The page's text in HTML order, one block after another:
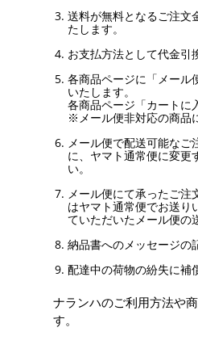
送料が無料となるご注文
たします。
お支払方法として代金引
各商品ページに「メール
いたします。
各商品ページ「カートに
※メール便非対応の商品
メール便で配送可能なご
に、ヤマト通常便に変更
い。
メール便にて承ったご注
はヤマト通常便でお送り
ていただいたメール便の
納品書へのメッセージの
配達中の荷物の紛失に補
ナランハのご利用方法や
す。